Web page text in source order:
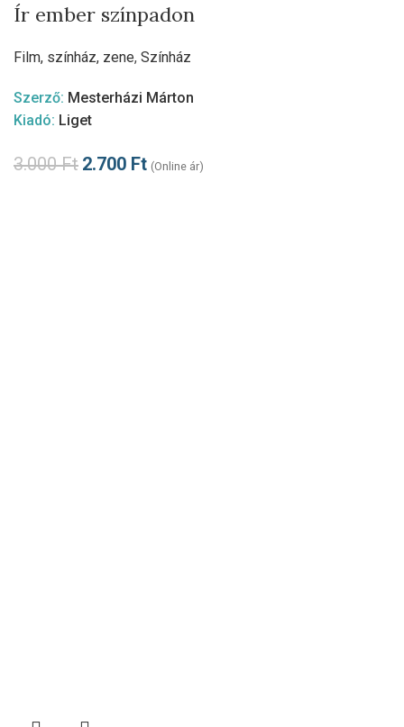
Ír ember színpadon
Film, színház, zene, Színház
Szerző: Mesterházi Márton
Kiadó: Liget
3.000Ft 2.700 Ft (Online ár)